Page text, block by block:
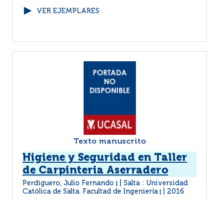
VER EJEMPLARES
Texto manuscrito
Higiene y Seguridad en Taller
de Carpinteria Aserradero
Perdiguero, Julio Fernando
Salta : Universidad
Católica de Salta. Facultad de Ingeniería
2016